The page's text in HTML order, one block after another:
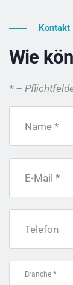
Kontakt
Wie
* –
Name *
E-Mail *
Telefon
Branche *